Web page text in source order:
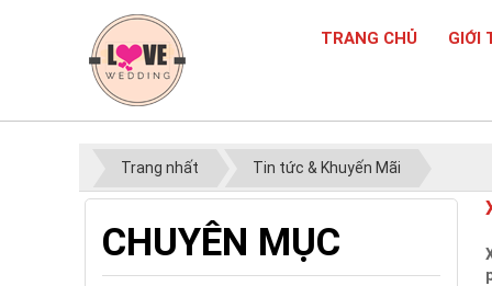
TRANG CHỦ GIỚI
Trang nhất Tin tức & Khuyến Mãi
CHUYÊN MỤC